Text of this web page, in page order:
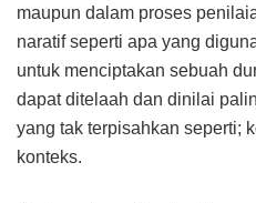
maupun dalam proses
naratif seperti apa yang
untuk menciptakan sebuah
dapat ditelaah dan dinilai
yang tak terpisahkan seperti;
konteks.